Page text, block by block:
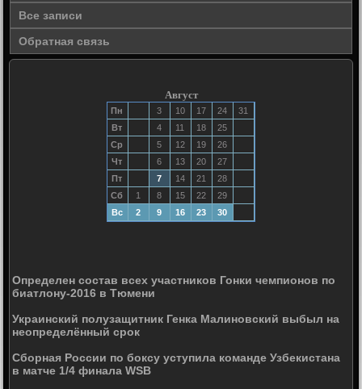
Все записи
Обратная связь
Август
Пн 3 10 17 24
31
Вт
4 11 18
25
Ср
5 12 19
26
Чт
6 13 20
27
Пт
7 14 21
28
Сб
1 8 15 22
29
Вс
2 9 16 23 30
Определен состав всех участников Гонки чемпионов по
биатлону-2016 в Тюмени
Украинский полузащитник Генка Малиновский выбыл на
неопределённый срок
Сборная России по боксу уступила команде Узбекистана
в матче 1/4 финала WSB